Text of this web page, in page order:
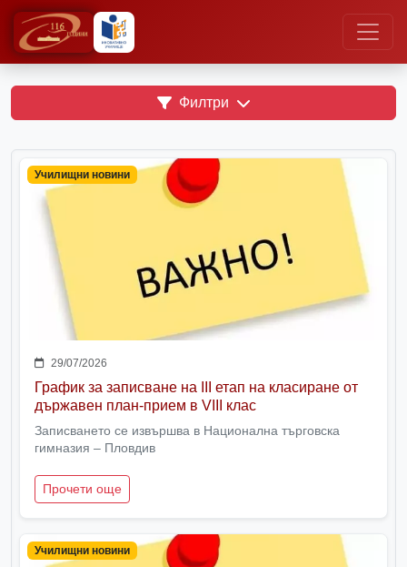
Филтри
Училищни новини
29/07/2026
График за записване на III етап на класиране от
държавен план-прием в VIII клас
Записването се извършва в Национална търговска
гимназия – Пловдив
Прочети още
Училищни новини